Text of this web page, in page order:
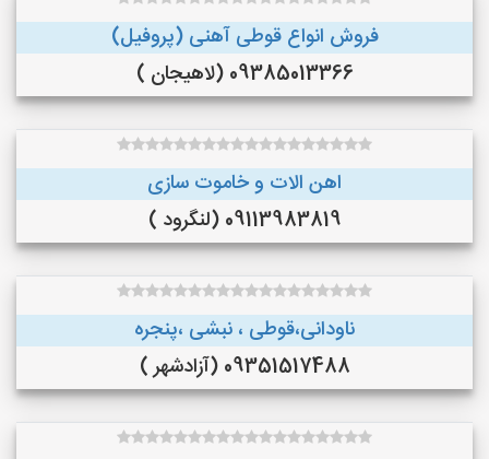
فروش انواع قوطی آهنی (پروفیل)
09385013366 (لاهیجان )
اهن الات و خاموت سازی
09113983819 (لنگرود )
ناودانی،قوطی ، نبشی ،پنجره
09351517488 (آزادشهر )